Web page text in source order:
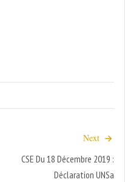
Next
CSE Du 18 Décembre 2019 :
Déclaration UNSa